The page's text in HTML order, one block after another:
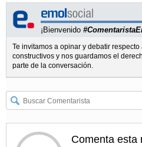
¡Bienvenido
Te invitamos a opinar y debatir
constructivos y nos guardamos el
parte de la conversación.
Comenta esta